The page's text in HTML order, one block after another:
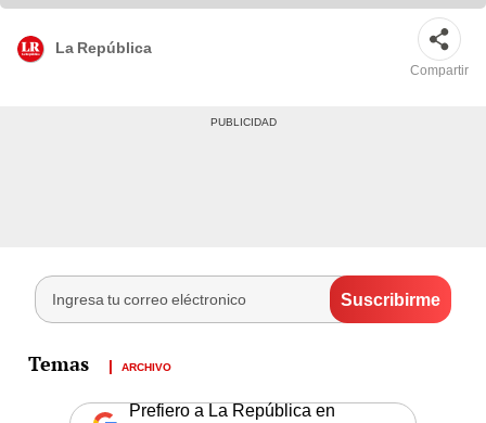
La República
Compartir
ARCHIVO
Prefiero a La República en